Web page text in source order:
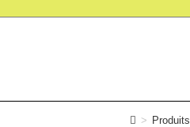
> Produits